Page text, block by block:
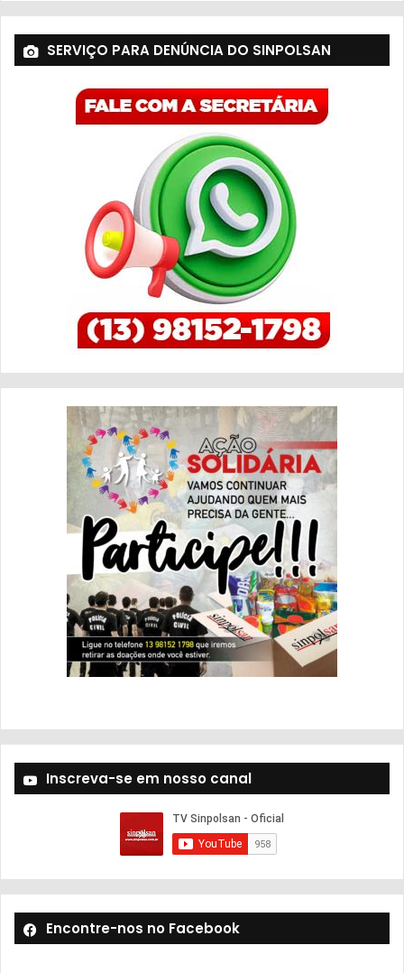
SERVIÇO PARA DENÚNCIA DO SINPOLSAN
Inscreva-se em nosso canal
Encontre-nos no Facebook